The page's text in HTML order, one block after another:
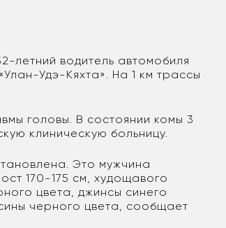
летний водитель автомобиля
Удэ-Кяхта». На 1 км трассы
головы. В состоянии комы 3
клиническую больницу.
Это мужчина
170-175 см, худощавого
цвета, джинсы синего
черного цвета, сообщает